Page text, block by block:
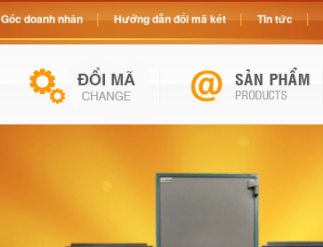
Góc doanh nhân Hướng dẫn đổi mã két Tin tức